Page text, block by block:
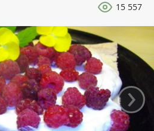
15 557
›